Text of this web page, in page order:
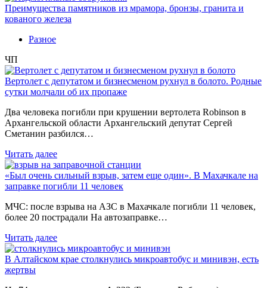
Преимущества памятников из мрамора, бронзы, гранита и
кованого железа
Разное
ЧП
Вертолет с депутатом и бизнесменом рухнул в болото. Родные
сутки молчали об их пропаже
Два человека погибли при крушении вертолета Robinson в
Архангельской области Архангельский депутат Сергей
Сметанин разбился…
Читать далее
«Был очень сильный взрыв, затем еще один». В Махачкале на
заправке погибли 11 человек
МЧС: после взрыва на АЗС в Махачкале погибли 11 человек,
более 20 пострадали На автозаправке…
Читать далее
В Алтайском крае столкнулись микроавтобус и минивэн, есть
жертвы